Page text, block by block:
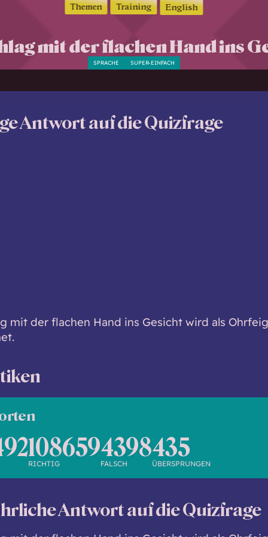
Themen Training English
mit der flachen Hand ins
SUPER-EINFACH
SPRACHE
Antwort auf die Quizfrage
mit der flachen Hand ins Gesicht wird als
108659
RICHTIG
4398
FALSCH
435
ÜBERSPRUNGEN
Antwort auf die Quizfrage